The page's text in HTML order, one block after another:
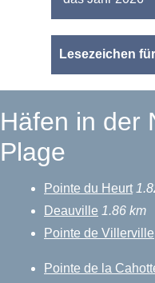
Lesezeichen
Häfen in der
Plage
Pointe du Heurt
Deauville 1.86 km
Pointe de Villerville
Pointe de la